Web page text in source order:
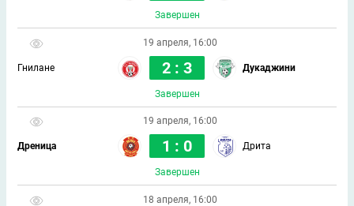
Завершен
19 апреля, 16:00
Гнилане 2 : 3 Дукаджини
Завершен
19 апреля, 16:00
Дреница 1 : 0 Дрита
Завершен
18 апреля, 16:00